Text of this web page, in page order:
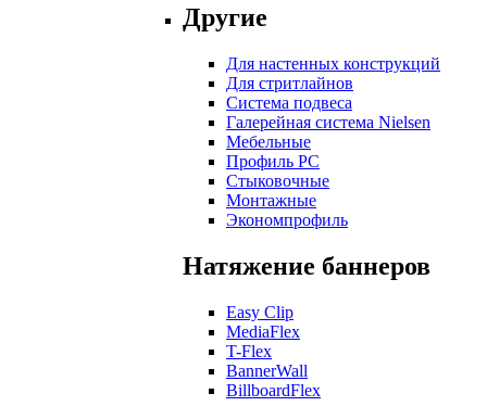
Другие
Для настенных конструкций
Для стритлайнов
Система подвеса
Галерейная система Nielsen
Мебельные
Профиль РС
Стыковочные
Монтажные
Экономпрофиль
Натяжение баннеров
Easy Clip
MediaFlex
T-Flex
BannerWall
BillboardFlex